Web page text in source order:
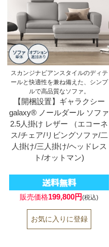
スカンジナビアンスタイルのディテ
ールと快適性を兼ね備えた、シンプ
ルで高品質なソファ。
【開梱設置】ギャラクシー
galaxy® ノールダール ソファ
2.5人掛け レザー （エコーネ
ス/チェア/リビングソファ/二
人掛け/三人掛け/ヘッドレス
ト/オットマン)
販売価格199,800円(税込)